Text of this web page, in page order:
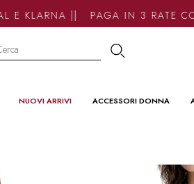
|| PAGA IN 3 RATE CON
NUOVI ARRIVI ACCESSORI DONNA